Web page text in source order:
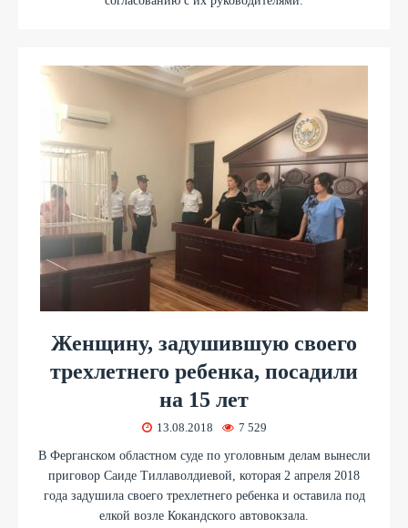
Женщину, задушившую своего
трехлетнего ребенка, посадили
на 15 лет
13.08.2018 7 529
В Ферганском областном суде по уголовным делам вынесли
приговор Саиде Тиллаволдиевой, которая 2 апреля 2018
года задушила своего трехлетнего ребенка и оставила под
елкой возле Кокандского автовокзала.